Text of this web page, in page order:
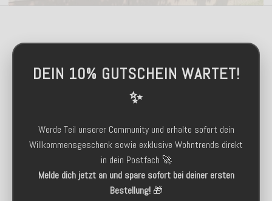
DEIN 10% GUTSCHEIN WARTET!
✨
Werde Teil unserer Community und erhalte sofort dein
Willkommensgeschenk sowie exklusive Wohntrends direkt
in dein Postfach 🚀
Melde dich jetzt an und spare sofort bei deiner ersten
Bestellung!🎁